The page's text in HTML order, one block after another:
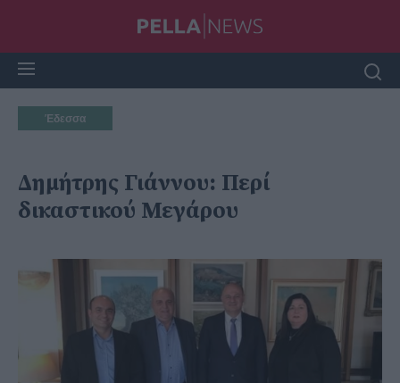
Έδεσσα
Δημήτρης Γιάννου: Περί
δικαστικού Μεγάρου